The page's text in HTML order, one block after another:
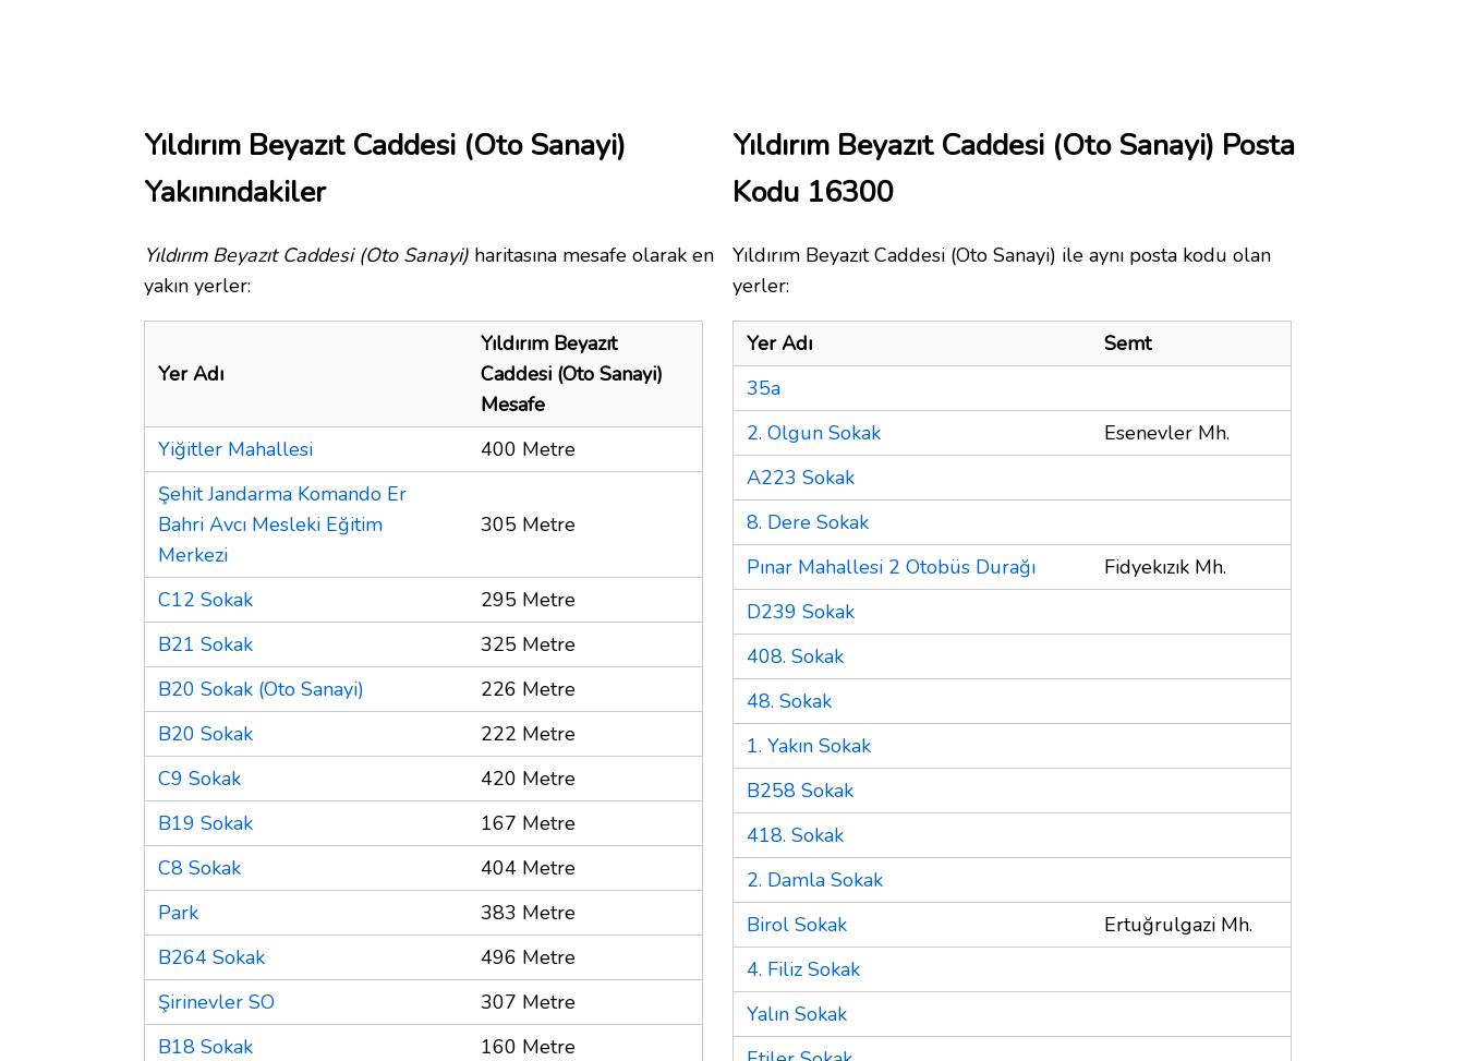
Yıldırım Beyazıt Caddesi (Oto Sanayi)
Yakınındakiler
Yıldırım Beyazıt Caddesi (Oto Sanayi) haritasına mesafe olarak en
yakın yerler:
Yer Adı
Yıldırım Beyazıt
Caddesi (Oto Sanayi)
Mesafe
Yiğitler Mahallesi
400 Metre
Şehit Jandarma Komando Er
Bahri Avcı Mesleki Eğitim
Merkezi
305 Metre
C12 Sokak
295 Metre
B21 Sokak
325 Metre
B20 Sokak (Oto Sanayi)
226 Metre
B20 Sokak
222 Metre
C9 Sokak
420 Metre
B19 Sokak
167 Metre
C8 Sokak
404 Metre
Park
383 Metre
B264 Sokak
496 Metre
Şirinevler SO
307 Metre
B18 Sokak
160 Metre
Yıldırım Beyazıt Caddesi (Oto Sanayi) Posta
Kodu 16300
Yıldırım Beyazıt Caddesi (Oto Sanayi) ile aynı posta kodu olan
yerler:
Yer Adı
Semt
35a
2. Olgun Sokak
Esenevler Mh.
A223 Sokak
8. Dere Sokak
Pınar Mahallesi 2 Otobüs Durağı
Fidyekızık Mh.
D239 Sokak
408. Sokak
48. Sokak
1. Yakın Sokak
B258 Sokak
418. Sokak
2. Damla Sokak
Birol Sokak
Ertuğrulgazi Mh.
4. Filiz Sokak
Yalın Sokak